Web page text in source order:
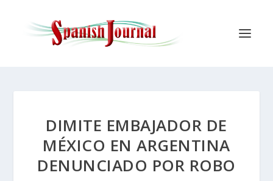
DIMITE EMBAJADOR DE
MÉXICO EN ARGENTINA
DENUNCIADO POR ROBO